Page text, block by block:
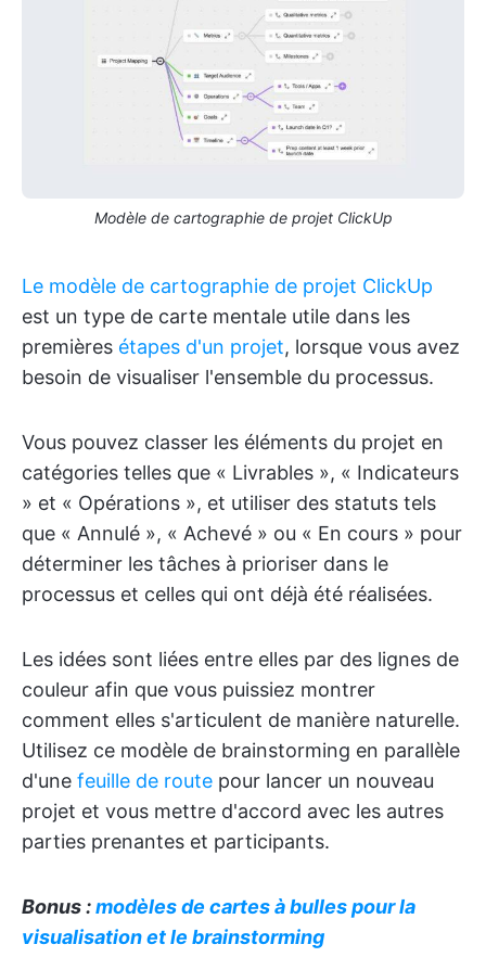
Modèle de cartographie de projet ClickUp
Le modèle de cartographie de projet ClickUp
est un type de carte mentale utile dans les
premières étapes d'un projet, lorsque vous avez
besoin de visualiser l'ensemble du processus.
Vous pouvez classer les éléments du projet en
catégories telles que « Livrables », « Indicateurs
» et « Opérations », et utiliser des statuts tels
que « Annulé », « Achevé » ou « En cours » pour
déterminer les tâches à prioriser dans le
processus et celles qui ont déjà été réalisées.
Les idées sont liées entre elles par des lignes de
couleur afin que vous puissiez montrer
comment elles s'articulent de manière naturelle.
Utilisez ce modèle de brainstorming en parallèle
d'une feuille de route pour lancer un nouveau
projet et vous mettre d'accord avec les autres
parties prenantes et participants.
Bonus :modèles de cartes à bulles pour la
visualisation et le brainstorming